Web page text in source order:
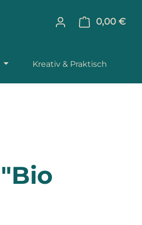
0,00 €
Kreativ & Praktisch